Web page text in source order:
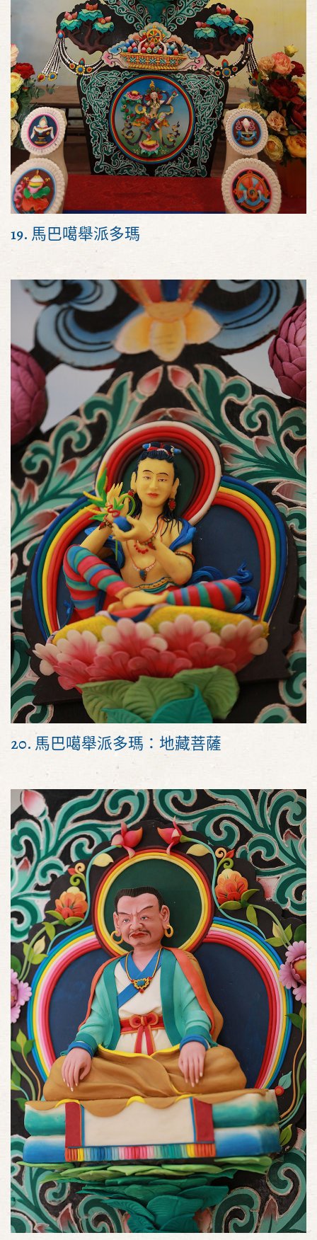
19. 馬巴噶舉派多瑪
20. 馬巴噶舉派多瑪：地藏菩薩